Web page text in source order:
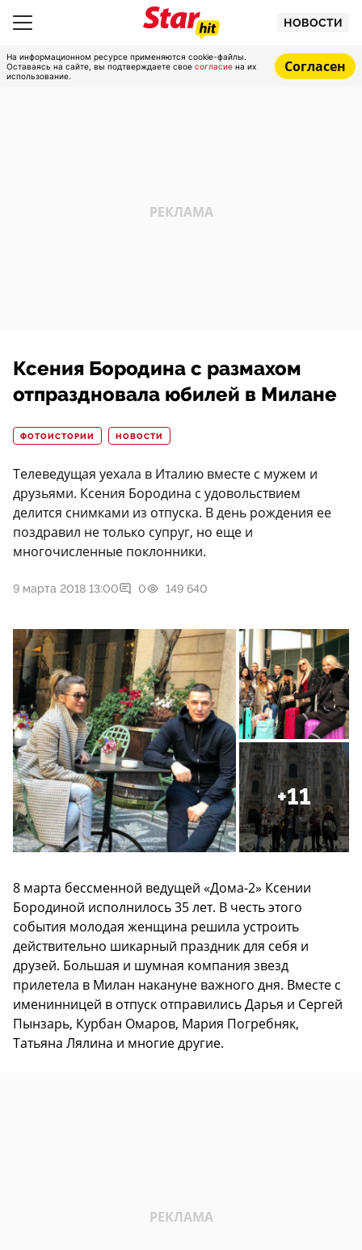
НОВОСТИ
На информационном ресурсе применяются cookie-файлы.
Оставаясь на сайте, вы подтверждаете свое согласие на их
использование.
Согласен
Ксения Бородина с размахом
отпраздновала юбилей в Милане
ФОТОИСТОРИИ НОВОСТИ
Телеведущая уехала в Италию вместе с мужем и
друзьями. Ксения Бородина с удовольствием
делится снимками из отпуска. В день рождения ее
поздравил не только супруг, но еще и
многочисленные поклонники.
9 марта 2018 13:00 0 149 640
+11
8 марта бессменной ведущей «Дома-2» Ксении
Бородиной исполнилось 35 лет. В честь этого
события молодая женщина решила устроить
действительно шикарный праздник для себя и
друзей. Большая и шумная компания звезд
прилетела в Милан накануне важного дня. Вместе с
именинницей в отпуск отправились Дарья и Сергей
Пынзарь, Курбан Омаров, Мария Погребняк,
Татьяна Лялина и многие другие.